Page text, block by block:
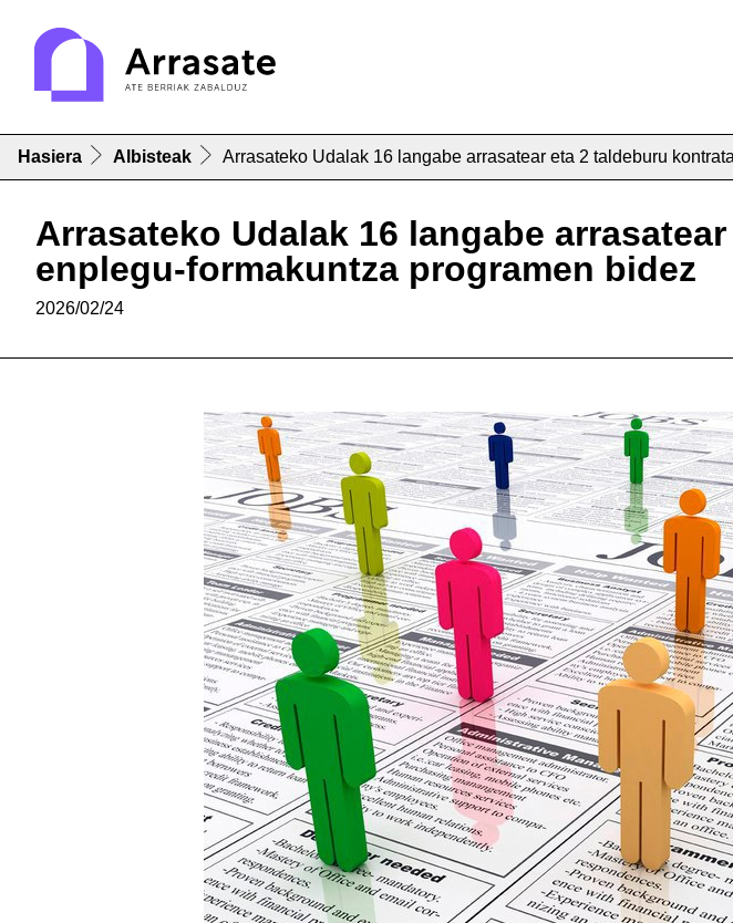
Hasiera Albisteak Arrasateko Udalak 16 langabe arrasatear eta 2 taldeburu
Arrasateko Udalak 16 langabe
enplegu-formakuntza programen bidez
2026/02/24